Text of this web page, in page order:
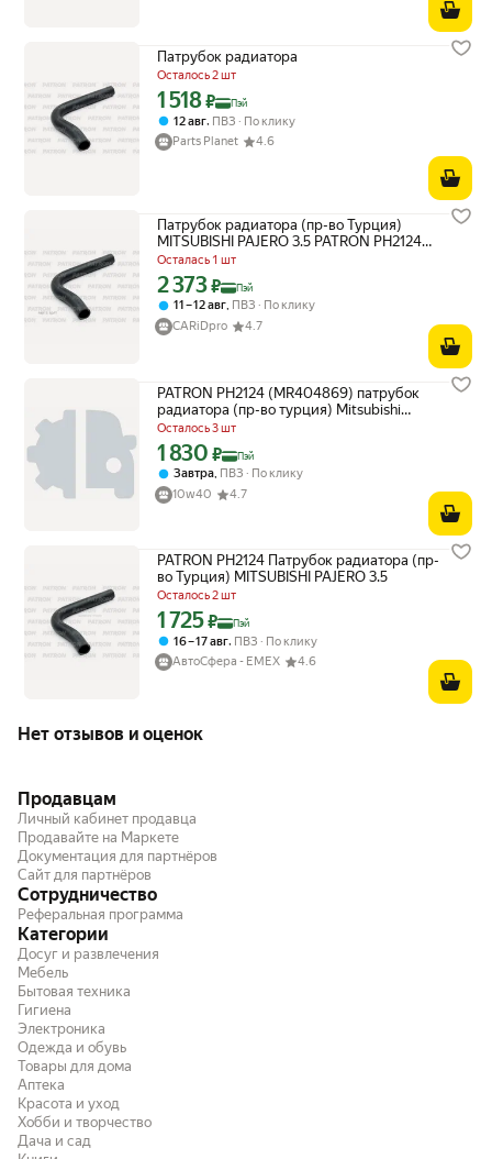
Патрубок радиатора
Осталось 2 шт
Цена с картой Яндекс Пэй 1518 ₽ вместо
1 518₽ Пэй
12 авг, ПВЗ
По клику
Parts Planet
4.6
Патрубок радиатора (пр-во Турция)
MITSUBISHI PAJERO 3.5 PATRON PH2124 |
цена за 1 шт
Осталась 1 шт
Цена с картой Яндекс Пэй 2373 ₽ вместо
2 373₽ Пэй
11 – 12 авг, ПВЗ
По клику
CARiDpro
4.7
PATRON PH2124 (MR404869) патрубок
радиатора (пр-во турция) Mitsubishi
(Мицубиси) Pajero (Паджеро) 3.5
Осталось 3 шт
Цена с картой Яндекс Пэй 1830 ₽ вместо
1 830 ₽ Пэй
Завтра ПВЗ
По клику
10w40
4.7
PATRON PH2124 Патрубок радиатора (пр-
во Турция) MITSUBISHI PAJERO 3.5
Осталось 2 шт
Цена с картой Яндекс Пэй 1725 ₽ вместо
1 725₽ Пэй
16 – 17 авг, ПВЗ
По клику
АвтоСфера - ЕМЕХ
4.6
Нет отзывов и оценок
Продавцам
Личный кабинет продавца
Продавайте на Маркете
Документация для партнёров
Сайт для партнёров
Сотрудничество
Реферальная программа
Категории
Досуг и развлечения
Мебель
Бытовая техника
Гигиена
Электроника
Одежда и обувь
Товары для дома
Аптека
Красота и уход
Хобби и творчество
Дача и сад